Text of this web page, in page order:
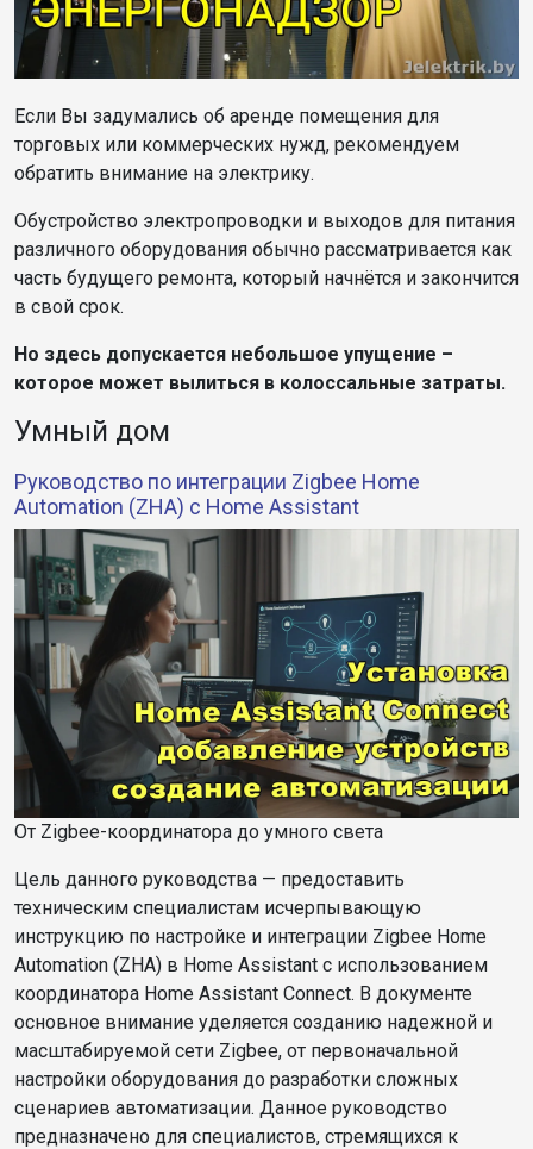
Если Вы задумались об аренде помещения для
торговых или коммерческих нужд, рекомендуем
обратить внимание на электрику.
Обустройство электропроводки и выходов для питания
различного оборудования обычно рассматривается как
часть будущего ремонта, который начнётся и закончится
в свой срок.
Но здесь допускается небольшое упущение –
которое может вылиться в колоссальные затраты.
Умный дом
Руководство по интеграции Zigbee Home
Automation (ZHA) с Home Assistant
От Zigbee-координатора до умного света
Цель данного руководства — предоставить
техническим специалистам исчерпывающую
инструкцию по настройке и интеграции Zigbee Home
Automation (ZHA) в Home Assistant с использованием
координатора Home Assistant Connect. В документе
основное внимание уделяется созданию надежной и
масштабируемой сети Zigbee, от первоначальной
настройки оборудования до разработки сложных
сценариев автоматизации. Данное руководство
предназначено для специалистов, стремящихся к